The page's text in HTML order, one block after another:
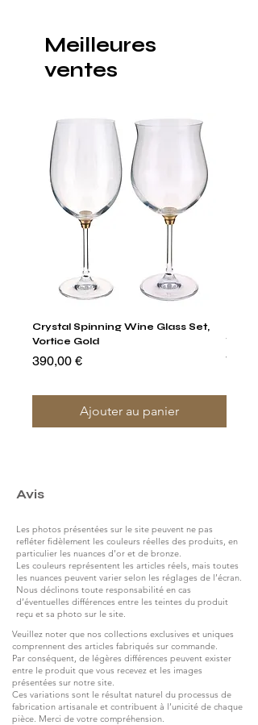
Meilleures
ventes
Crystal Spinning Wine Glass Set,
Vortice Gold
Prix
390,00 €
Ajouter au panier
Prix
Avis
Les photos présentées sur le site peuvent ne pas
refléter fidèlement les couleurs réelles des produits, en
particulier les nuances d’or et de bronze.
Les couleurs représentent les articles réels, mais toutes
les nuances peuvent varier selon les réglages de l’écran.
Nous déclinons toute responsabilité en cas
d’éventuelles différences entre les teintes du produit
reçu et sa photo sur le site.
Veuillez noter que nos collections exclusives et uniques
comprennent des articles fabriqués sur commande.
Par conséquent, de légères différences peuvent exister
entre le produit que vous recevez et les images
présentées sur notre site.
Ces variations sont le résultat naturel du processus de
fabrication artisanale et contribuent à l’unicité de chaque
pièce. Merci de votre compréhension.